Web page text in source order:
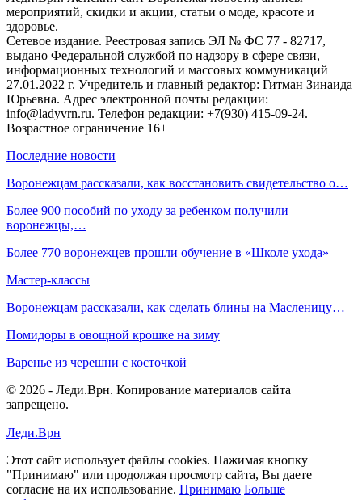
мероприятий, скидки и акции, статьи о моде, красоте и
здоровье.
Сетевое издание. Реестровая запись ЭЛ № ФС 77 - 82717,
выдано Федеральной службой по надзору в сфере связи,
информационных технологий и массовых коммуникаций
27.01.2022 г. Учредитель и главный редактор: Гитман Зинаида
Юрьевна. Адрес электронной почты редакции:
info@ladyvrn.ru. Телефон редакции: +7(930) 415-09-24.
Возрастное ограничение 16+
Последние новости
Воронежцам рассказали, как восстановить свидетельство о…
Более 900 пособий по уходу за ребенком получили
воронежцы,…
Более 770 воронежцев прошли обучение в «Школе ухода»
Мастер-классы
Воронежцам рассказали, как сделать блины на Масленицу…
Помидоры в овощной крошке на зиму
Варенье из черешни с косточкой
© 2026 - Леди.Врн. Копирование материалов сайта
запрещено.
Леди.Врн
Этот сайт использует файлы cookies. Нажимая кнопку
"Принимаю" или продолжая просмотр сайта, Вы даете
согласие на их использование. Принимаю Больше